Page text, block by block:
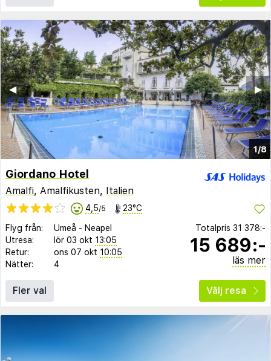
1/8
▶︎
◀︎
Giordano Hotel
Amalfi, Amalfikusten, Italien
4,5/5 23°C
Flyg från: Umeå - Neapel
Utresa:
lör 03 okt 13:05
Retur:
ons 07 okt 10:05
Nätter:
4
Totalpris 31 378:-
15 689:-
läs mer
Fler val Välj resa